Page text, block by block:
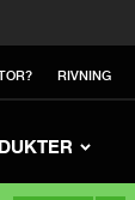
RIVNING